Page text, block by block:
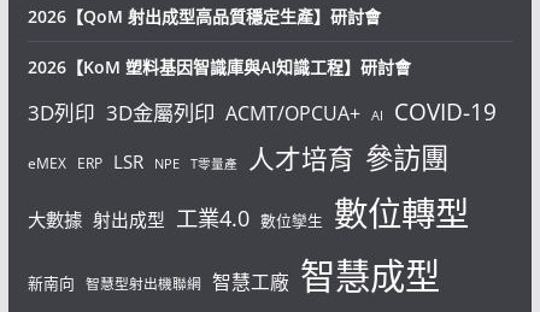
2026【QoM 射出成型高品質穩定生產】研討會
2026【KoM 塑料基因智識庫與AI知識工程】研討會
3D列印 3D金屬列印 ACMT/OPCUA+ AI COVID-19
eMEX ERP LSR NPE T零量產 人才培育 參訪團
大數據 射出成型 工業4.0 數位孿生 數位轉型
新南向 智慧型射出機聯網 智慧工廠 智慧成型